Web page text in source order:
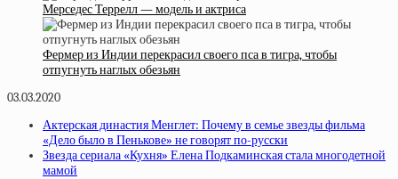
Мерседес Террелл — модель и актриса
Фермер из Индии перекрасил своего пса в тигра, чтобы
отпугнуть наглых обезьян
03.03.2020
Актерская династия Менглет: Почему в семье звезды фильма
«Дело было в Пенькове» не говорят по-русски
Звезда сериала «Кухня» Елена Подкаминская стала многодетной
мамой